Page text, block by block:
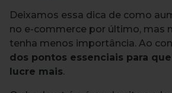
Deixamos essa dica de como
no e-commerce por último, mas
tenha menos importância. Ao
dos pontos essenciais para
lucre mais.